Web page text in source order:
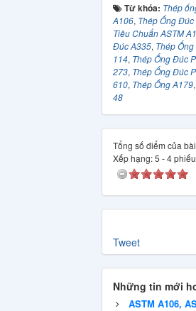
Từ khóa: Thép
A106, Thép Ống
Tiêu Chuẩn ASTM
Đúc A335, Thép
114, Thép Ống Đúc
273, Thép Ống Đúc
610, Thép Ống A179,
48
Tổng số điểm của
Xếp hạng:5 -4
Tweet
Những tin mới
ASTM A106,